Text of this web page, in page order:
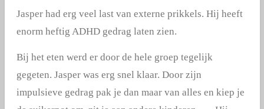
Jasper had erg veel last van externe prikkels. Hij heeft
enorm heftig ADHD gedrag laten zien.
Bij het eten werd er door de hele groep tegelijk
gegeten. Jasper was erg snel klaar. Door zijn
impulsieve gedrag pak je dan maar van alles en kiep je